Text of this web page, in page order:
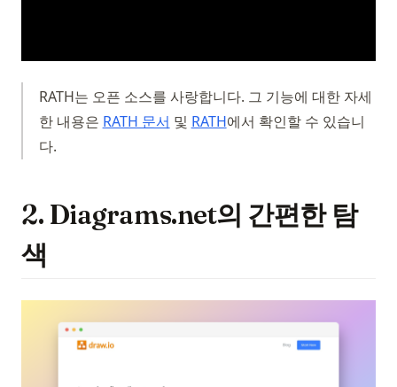
RATH는 오픈 소스를 사랑합니다. 그 기능에 대한 자세
한 내용은 RATH 문서 및 RATH(opens in a new tab)
에서 확인할 수 있습니
다.
2. Diagrams.net의 간편한 탐
색